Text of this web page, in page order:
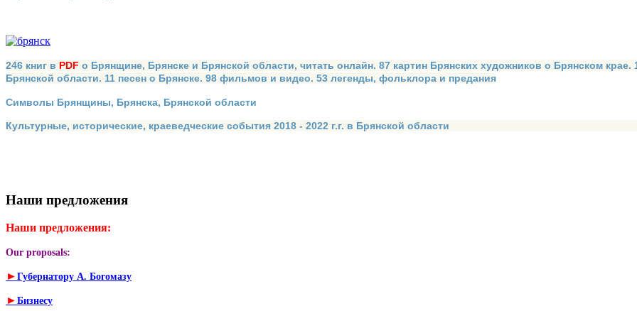
246 книг в PDF о Брянщине, Брянске и Брянской области, читать онлайн. 87 картин Брянских художников о Брянском
Брянской области. 11 песен о Брянске. 98 фильмов и видео. 53 легенды, фольклора и предания
Символы Брянщины, Брянска, Брянской области
Культурные, исторические, краеведческие события 2018 - 2022 г.г. в Брянской области
Наши предложения
Наши предложения:
Our proposals:
► Губернатору А. Богомазу
► Бизнесу